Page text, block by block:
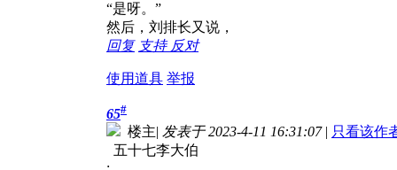
“是呀。”
然后，刘排长又说，
回复 支持 反对
使用道具 举报
65#
楼主| 发表于 2023-4-11 16:31:07 | 只看该作
五十七李大伯